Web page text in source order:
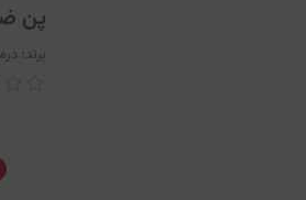
پن
برند: